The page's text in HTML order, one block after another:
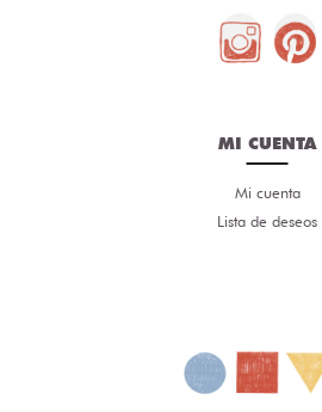
MI CUENTA
Mi cuenta
Lista de deseos